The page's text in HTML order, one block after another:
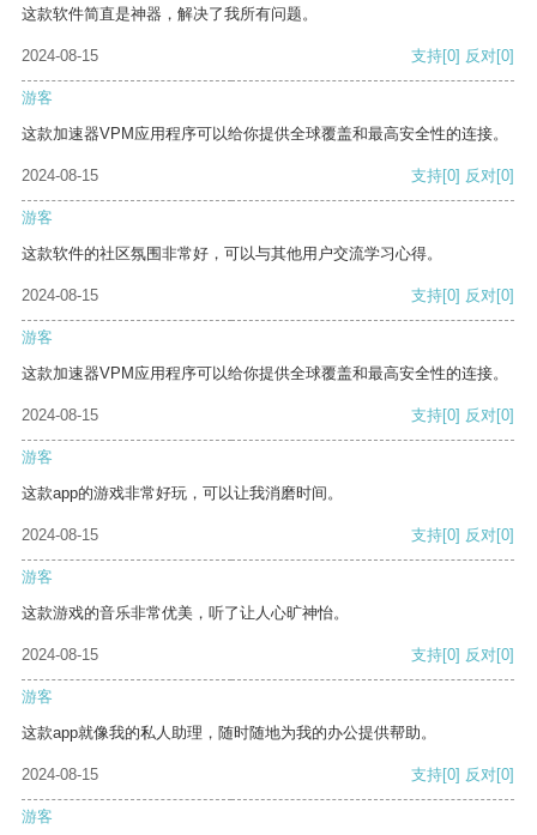
这款软件简直是神器，解决了我所有问题。
2024-08-15 支持[0] 反对[0]
游客
这款加速器VPM应用程序可以给你提供全球覆盖和最高安全性的连接。
2024-08-15 支持[0] 反对[0]
游客
这款软件的社区氛围非常好，可以与其他用户交流学习心得。
2024-08-15 支持[0] 反对[0]
游客
这款加速器VPM应用程序可以给你提供全球覆盖和最高安全性的连接。
2024-08-15 支持[0] 反对[0]
游客
这款app的游戏非常好玩，可以让我消磨时间。
2024-08-15 支持[0] 反对[0]
游客
这款游戏的音乐非常优美，听了让人心旷神怡。
2024-08-15 支持[0] 反对[0]
游客
这款app就像我的私人助理，随时随地为我的办公提供帮助。
2024-08-15 支持[0] 反对[0]
游客